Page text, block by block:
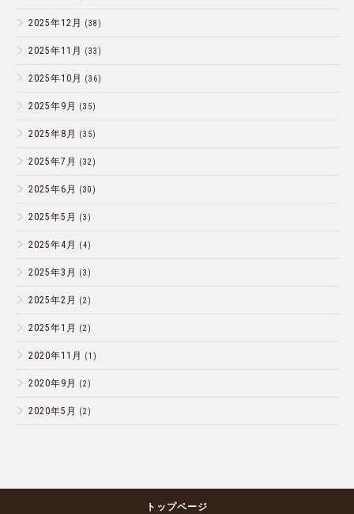
2025年12月 (38)
2025年11月 (33)
2025年10月 (36)
2025年9月 (35)
2025年8月 (35)
2025年7月 (32)
2025年6月 (30)
2025年5月 (3)
2025年4月 (4)
2025年3月 (3)
2025年2月 (2)
2025年1月 (2)
2020年11月 (1)
2020年9月 (2)
2020年5月 (2)
トップページ